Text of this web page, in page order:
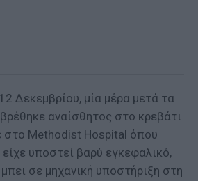
Δεκεμβρίου, μία μέρα μετά τα
αναίσθητος στο κρεβάτι
στο Methodist Hospital όπου
υποστεί βαρύ εγκεφαλικό,
σε μηχανική υποστήριξη στη